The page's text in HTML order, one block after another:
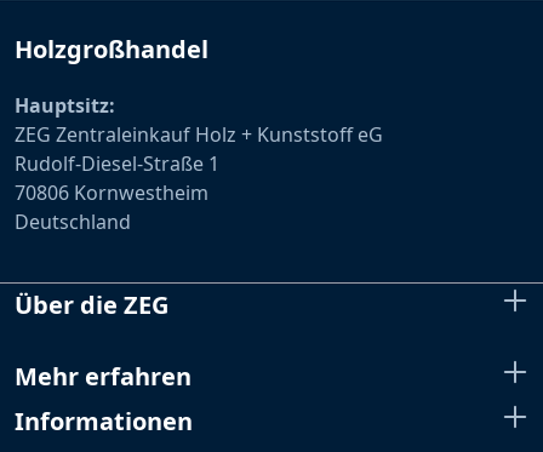
Holzgroßhandel
Hauptsitz:
ZEG Zentraleinkauf Holz + Kunststoff eG
Rudolf-Diesel-Straße 1
70806 Kornwestheim
Deutschland
Über die ZEG
Mehr erfahren
Informationen